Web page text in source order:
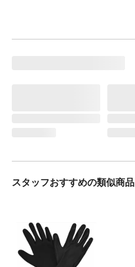
スタッフおすすめの類似商品